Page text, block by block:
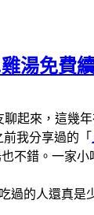
湯免費
聊起來，這幾
我分享過的「
不錯。一家
過的人還真是